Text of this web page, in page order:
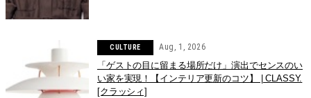
CULTURE Aug, 1, 2026
「ゲストの目に留まる場所だけ」演出でセンスのい
い家を実現！【インテリア更新のコツ】 | CLASSY.
[クラッシィ]